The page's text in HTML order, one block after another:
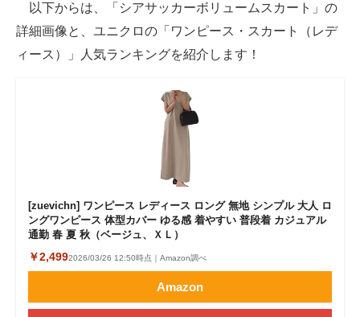
以下からは、「シアサッカーボリュームスカート」の
詳細画像と、ユニクロの「ワンピース・スカート（レデ
ィース）」人気ランキングを紹介します！
[zuevichn] ワンピース レディース ロング 無地 シンプル 大人 ロ
ングワンピース 体型カバー ゆる感 着やすい 普段着 カジュアル
通勤 春 夏 秋（ベージュ、ＸＬ）
￥2,4992026/03/26 12:50時点｜Amazon調べ
Amazon